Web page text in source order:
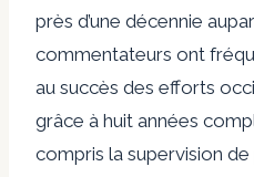
près d’une décennie
commentateurs ont
au succès des efforts
grâce à huit années
compris la supervision